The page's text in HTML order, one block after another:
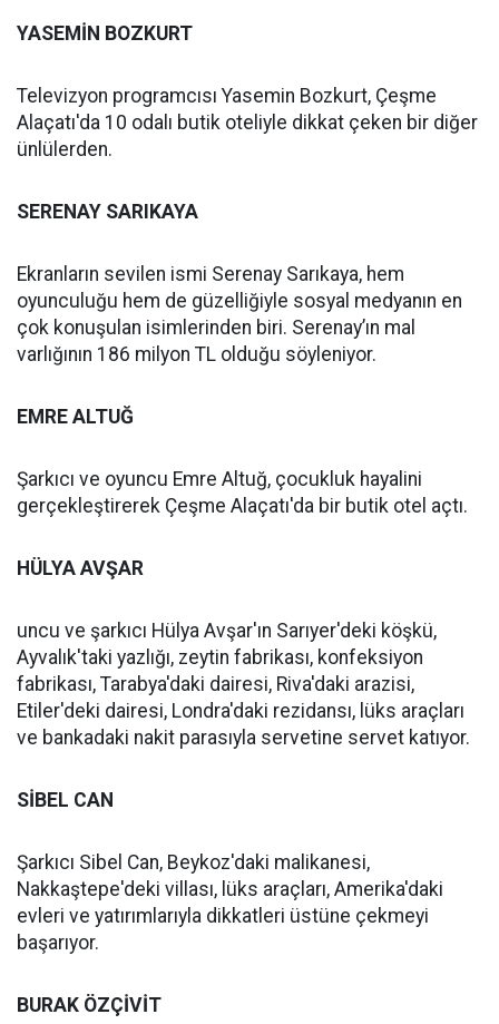
YASEMİN BOZKURT
Televizyon programcısı Yasemin Bozkurt, Çeşme
Alaçatı'da 10 odalı butik oteliyle dikkat çeken bir diğer
ünlülerden.
SERENAY SARIKAYA
Ekranların sevilen ismi Serenay Sarıkaya, hem
oyunculuğu hem de güzelliğiyle sosyal medyanın en
çok konuşulan isimlerinden biri. Serenay’ın mal
varlığının 186 milyon TL olduğu söyleniyor.
EMRE ALTUĞ
Şarkıcı ve oyuncu Emre Altuğ, çocukluk hayalini
gerçekleştirerek Çeşme Alaçatı'da bir butik otel açtı.
HÜLYA AVŞAR
uncu ve şarkıcı Hülya Avşar'ın Sarıyer'deki köşkü,
Ayvalık'taki yazlığı, zeytin fabrikası, konfeksiyon
fabrikası, Tarabya'daki dairesi, Riva'daki arazisi,
Etiler'deki dairesi, Londra'daki rezidansı, lüks araçları
ve bankadaki nakit parasıyla servetine servet katıyor.
SİBEL CAN
Şarkıcı Sibel Can, Beykoz'daki malikanesi,
Nakkaştepe'deki villası, lüks araçları, Amerika'daki
evleri ve yatırımlarıyla dikkatleri üstüne çekmeyi
başarıyor.
BURAK ÖZÇİVİT